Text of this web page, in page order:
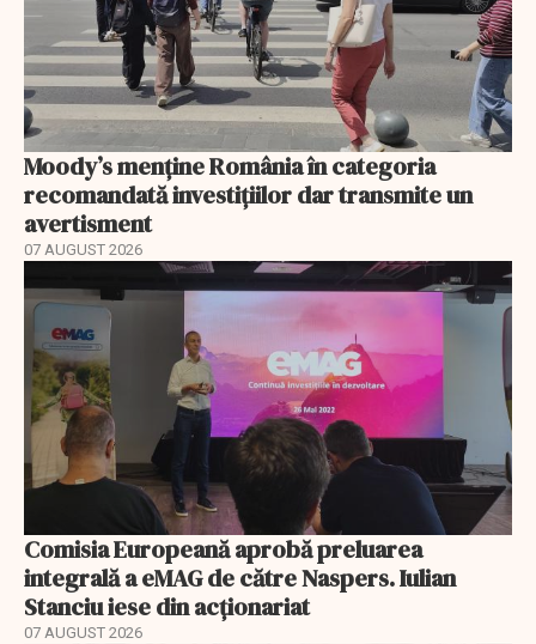
Moody’s menține România în categoria
recomandată investițiilor dar transmite un
avertisment
07 AUGUST 2026
Comisia Europeană aprobă preluarea
integrală a eMAG de către Naspers. Iulian
Stanciu iese din acționariat
07 AUGUST 2026